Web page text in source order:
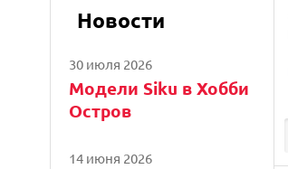
Новости
30 июля 2026
Модели Siku в Хобби
Остров
14 июня 2026